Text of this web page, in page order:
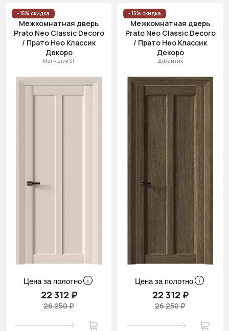
- 15% скидка
Межкомнатная дверь
Prato Neo Classic Decoro
/ Прато Нео Классик
Декоро
Магнолия ST
Цена за полотно
22 312 ₽
26 250 ₽
- 15% скидка
Межкомнатная дверь
Prato Neo Classic Decoro
/ Прато Нео Классик
Декоро
Дуб антик
Цена за полотно
22 312 ₽
26 250 ₽